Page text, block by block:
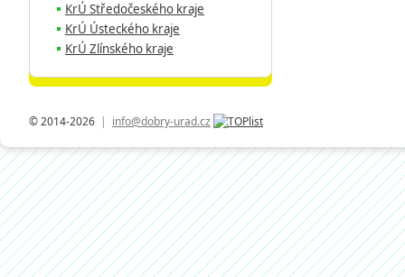
KrÚ Středočeského kraje
KrÚ Ústeckého kraje
KrÚ Zlínského kraje
© 2014-2026 | info@dobry-urad.cz